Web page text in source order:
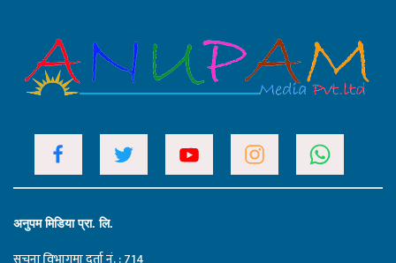
अनुपम मिडिया प्रा. लि.